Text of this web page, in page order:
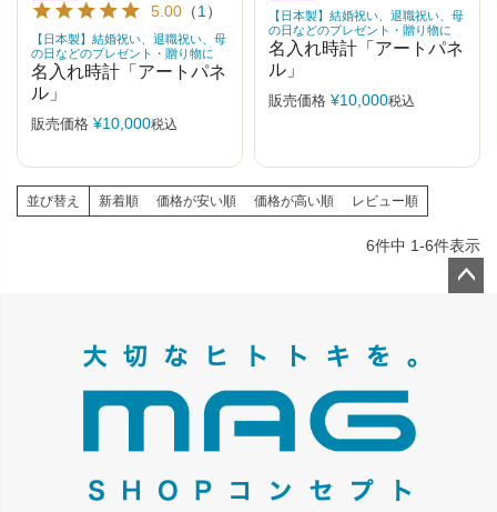
5.00 （1 ）
【日本製】結婚祝い、退職祝い、母
の日などのプレゼント・贈り物に
名入れ時計「アートパネ
ル」
販売価格 ¥10,000税込
【日本製】結婚祝い、退職祝い、母
の日などのプレゼント・贈り物に
名入れ時計「アートパネ
ル」
販売価格 ¥10,000税込
並び替え 新着順 価格が安い順 価格が高い順 レビュー順
6件中 1-6件表示